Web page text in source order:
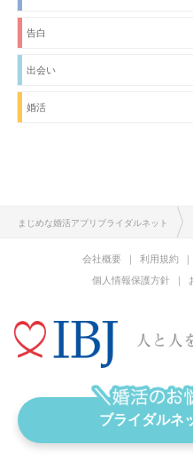
ブライダルネ
告白
出会い
婚活
まじめな婚活アプリブライダルネット
会社概要 利用規約
個人情報保護方針
恋愛と結婚をまじ
Copyright © IBJ